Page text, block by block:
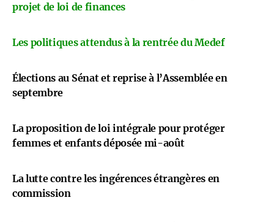
projet de loi de finances
Les politiques attendus à la rentrée du Medef
Élections au Sénat et reprise à l’Assemblée en
septembre
La proposition de loi intégrale pour protéger
femmes et enfants déposée mi-août
La lutte contre les ingérences étrangères en
commission